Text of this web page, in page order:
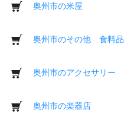
奥州市の米屋
奥州市のその他 食料品
奥州市のアクセサリー
奥州市の楽器店